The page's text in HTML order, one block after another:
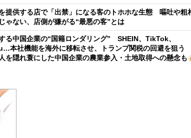
提供する店で「出禁」になる客のトホホな生態 嘔吐や粗
ゃない、店側が嫌がる“最悪の客”とは
る中国企業の“国籍ロンダリング” SHEIN、TikTok、
本社機能を海外に移転させ、トランプ関税の回避を狙う
を隠れ蓑にした中国企業の農業参入・土地取得への懸念も